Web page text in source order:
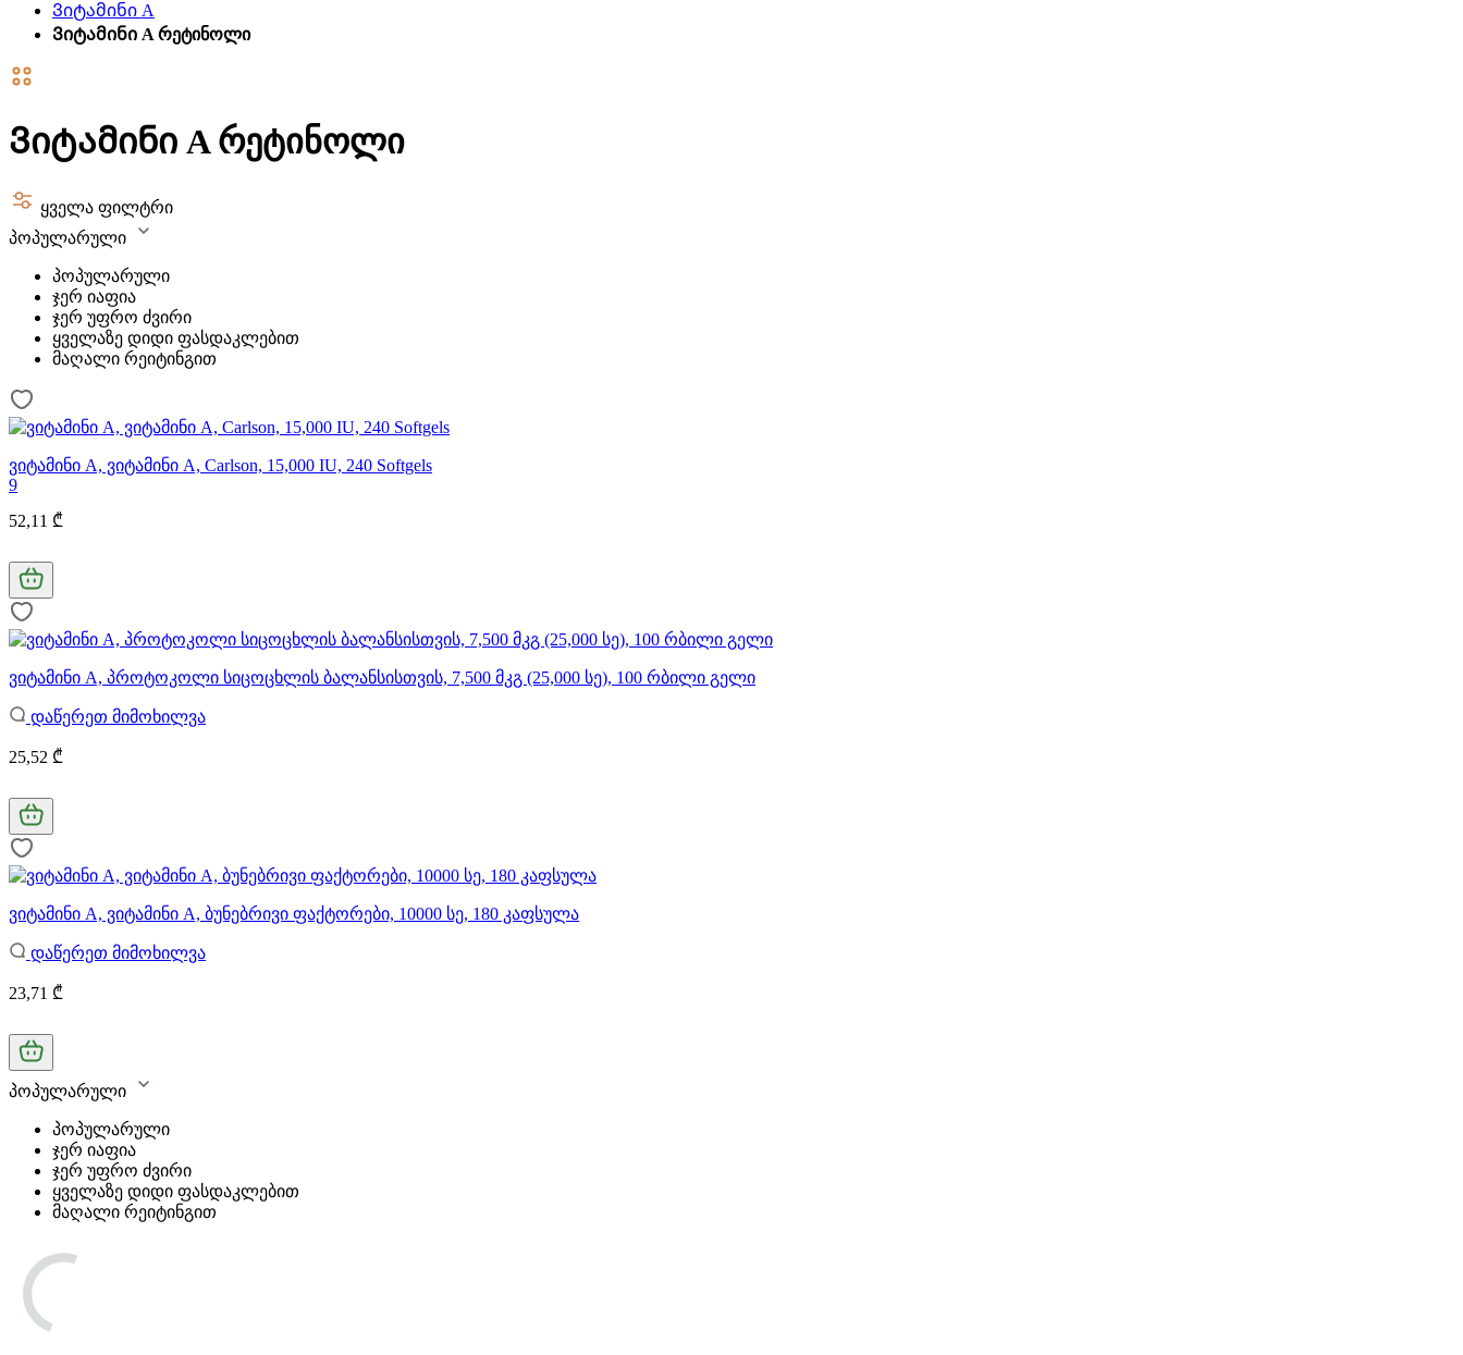
Ვიტამინი A
Ვიტამინი A რეტინოლი
Ვიტამინი A რეტინოლი
ყველა ფილტრი
პოპულარული
პოპულარული
ჯერ იაფია
ჯერ უფრო ძვირი
ყველაზე დიდი ფასდაკლებით
მაღალი რეიტინგით
ვიტამინი A, ვიტამინი A, Carlson, 15,000 IU, 240 Softgels
9
52,11 ₾
ვიტამინი A, პროტოკოლი სიცოცხლის ბალანსისთვის, 7,500 მკგ (25,000 სე), 100 რბილი გელი
დაწერეთ მიმოხილვა
25,52 ₾
ვიტამინი A, ვიტამინი A, ბუნებრივი ფაქტორები, 10000 სე, 180 კაფსულა
დაწერეთ მიმოხილვა
23,71 ₾
პოპულარული
პოპულარული
ჯერ იაფია
ჯერ უფრო ძვირი
ყველაზე დიდი ფასდაკლებით
მაღალი რეიტინგით